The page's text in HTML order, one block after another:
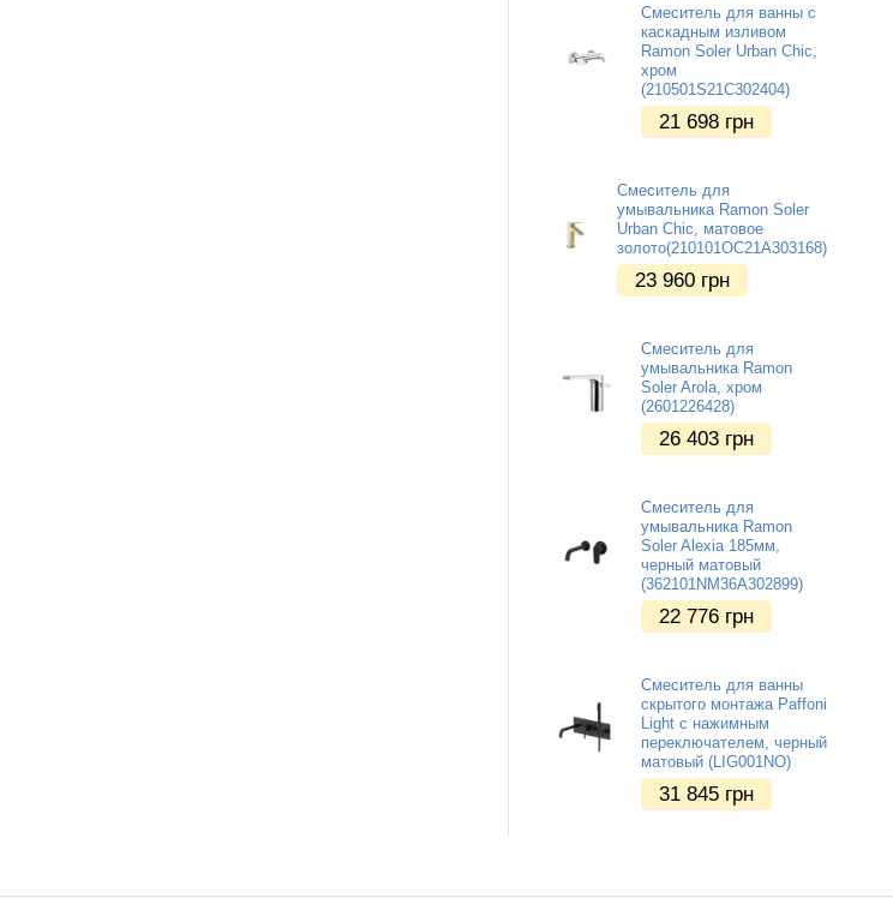
Смеситель для ванны с
каскадным изливом
Ramon Soler Urban Chic,
хром
(210501S21C302404)
21 698 грн
Смеситель для
умывальника Ramon Soler
Urban Chic, матовое
золото(210101OC21A303168)
23 960 грн
Смеситель для
умывальника Ramon
Soler Arola, хром
(2601226428)
26 403 грн
Смеситель для
умывальника Ramon
Soler Alexia 185мм,
черный матовый
(362101NM36A302899)
22 776 грн
Смеситель для ванны
скрытого монтажа Paffoni
Light с нажимным
переключателем, черный
матовый (LIG001NO)
31 845 грн